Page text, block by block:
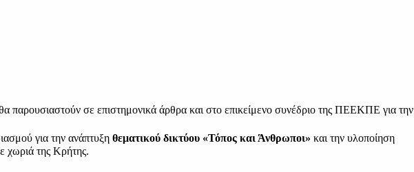
παρουσιαστούν σε επιστημονικά άρθρα και στο επικείμενο συνέδριο της ΠΕΕΚΠΕ για την
για την ανάπτυξη θεματικού δικτύου «Τόπος και Άνθρωποι»
χωριά της Κρήτης.